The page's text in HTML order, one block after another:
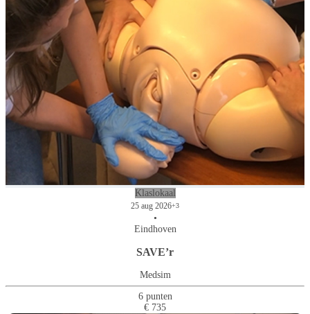
Klaslokaal
25 aug 2026+3
•
Eindhoven
SAVE’r
Medsim
6 punten
€ 735